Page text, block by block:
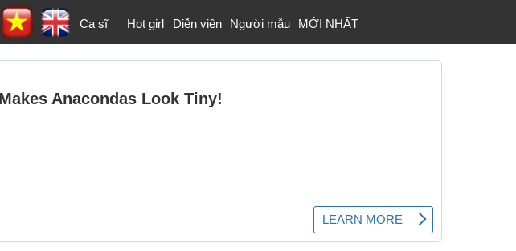
Ca sĩ Hot girl Diễn viên Người mẫu MỚI NHẤT